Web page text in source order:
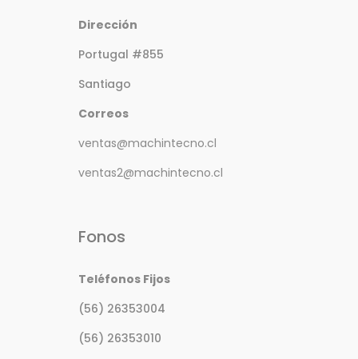
Dirección
Portugal #855
Santiago
Correos
ventas@machintecno.cl
ventas2@machintecno.cl
Fonos
Teléfonos Fijos
(56) 26353004
(56) 26353010